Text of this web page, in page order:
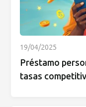
19/04/2025
Préstamo
tasas